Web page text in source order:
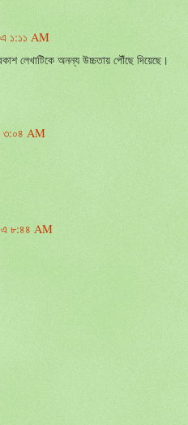
১:১১ AM
লেখাটিকে অনন্য উচ্চতায় পৌঁছে দিয়েছে।
৩:০৪ AM
এ ৮:৪৪ AM